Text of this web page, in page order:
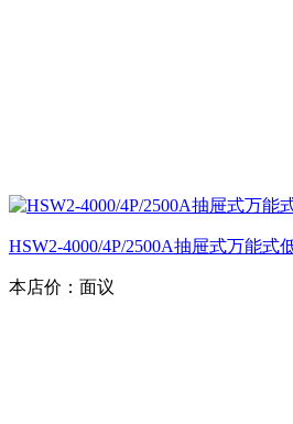
HSW2-4000/4P/2500A抽屉式万能
本店价： 面议